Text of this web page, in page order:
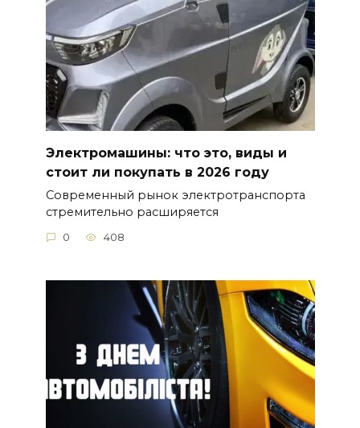
Электромашины: что это, виды и
стоит ли покупать в 2026 году
Современный рынок электротранспорта
стремительно расширяется
0 408